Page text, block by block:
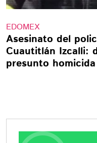
EDOMEX
Asesinato del
Cuautitlán Izcalli:
presunto homicida